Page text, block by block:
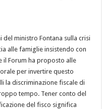
ministro Fontana sulla crisi
alle famiglie insistendo con
il Forum ha proposto alle
per invertire questo
la discriminazione fiscale di
tempo. Tener conto del
del fisco significa